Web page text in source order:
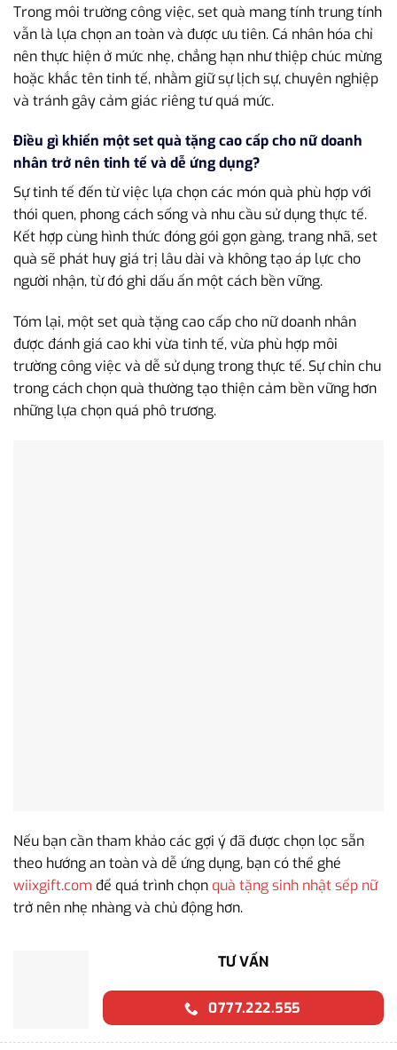
Trong môi trường công việc, set quà mang tính trung tính
vẫn là lựa chọn an toàn và được ưu tiên. Cá nhân hóa chỉ
nên thực hiện ở mức nhẹ, chẳng hạn như thiệp chúc mừng
hoặc khắc tên tinh tế, nhằm giữ sự lịch sự, chuyên nghiệp
và tránh gây cảm giác riêng tư quá mức.
Điều gì khiến một set quà tặng cao cấp cho nữ doanh
nhân trở nên tinh tế và dễ ứng dụng?
Sự tinh tế đến từ việc lựa chọn các món quà phù hợp với
thói quen, phong cách sống và nhu cầu sử dụng thực tế.
Kết hợp cùng hình thức đóng gói gọn gàng, trang nhã, set
quà sẽ phát huy giá trị lâu dài và không tạo áp lực cho
người nhận, từ đó ghi dấu ấn một cách bền vững.
Tóm lại, một set quà tặng cao cấp cho nữ doanh nhân
được đánh giá cao khi vừa tinh tế, vừa phù hợp môi
trường công việc và dễ sử dụng trong thực tế. Sự chỉn chu
trong cách chọn quà thường tạo thiện cảm bền vững hơn
những lựa chọn quá phô trương.
Nếu bạn cần tham khảo các gợi ý đã được chọn lọc sẵn
theo hướng an toàn và dễ ứng dụng, bạn có thể ghé
wiixgift.com để quá trình chọn quà tặng sinh nhật sếp nữ
trở nên nhẹ nhàng và chủ động hơn.
TƯ VẤN
0777.222.555